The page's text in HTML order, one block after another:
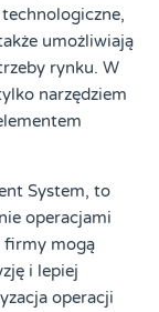
umożliwiają
rynku. W
narzędziem
System, to
operacjami
firmy mogą
i lepiej
operacji